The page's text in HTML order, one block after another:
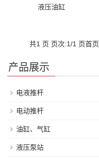
液压油缸
共1 页 页次:1/1 页首页
产品展示
电液推杆
电动推杆
油缸、气缸
液压泵站